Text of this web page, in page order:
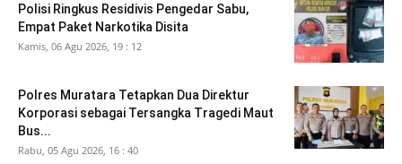
Polisi Ringkus Residivis Pengedar Sabu,
Empat Paket Narkotika Disita
Kamis, 06 Agu 2026, 19 : 12
Polres Muratara Tetapkan Dua Direktur
Korporasi sebagai Tersangka Tragedi Maut
Bus...
Rabu, 05 Agu 2026, 16 : 40